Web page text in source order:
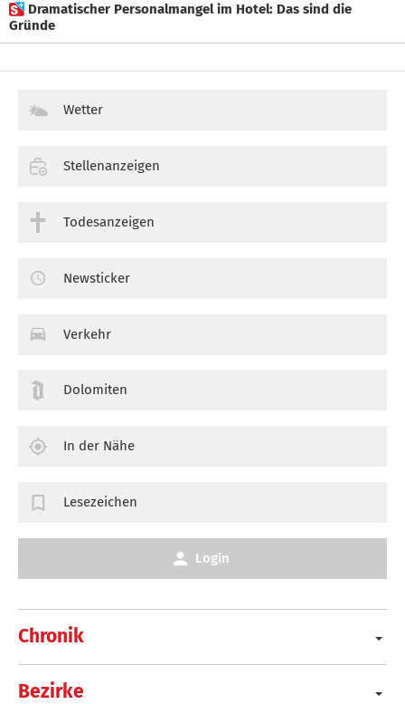
 Dramatischer Personalmangel im Hotel: Das sind die
Gründe
Chronik
Bezirke
Wetter
Stellenanzeigen
Todesanzeigen
Newsticker
Verkehr
Dolomiten
In der Nähe
Lesezeichen
Login